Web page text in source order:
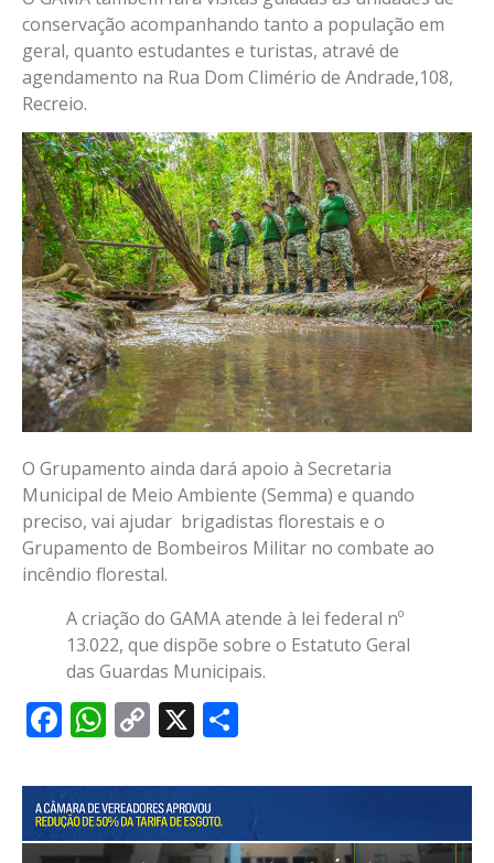
conservação acompanhando tanto a população em
geral, quanto estudantes e turistas, atravé de
agendamento na Rua Dom Climério de Andrade,108,
Recreio.
O Grupamento ainda dará apoio à Secretaria
Municipal de Meio Ambiente (Semma) e quando
preciso, vai ajudar brigadistas florestais e o
Grupamento de Bombeiros Militar no combate ao
incêndio florestal.
A criação do GAMA atende à lei federal nº
13.022, que dispõe sobre o Estatuto Geral
das Guardas Municipais.
Facebook
WhatsApp
Copy
Link
X